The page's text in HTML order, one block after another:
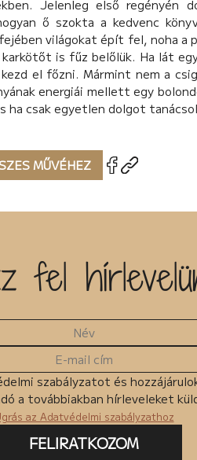
Jelenleg első regényén
ő szokta a kedvenc
világokat épít fel, noha a
is fűz belőlük. Ha lát
el főzni. Mármint nem a
energiái mellett egy
ha csak egyetlen dolgot
MŰVÉHEZ
fel
szabályzatot és
a továbbiakban hírleveleket
az Adatvédelmi szabályzathoz
FELIRATKOZOM